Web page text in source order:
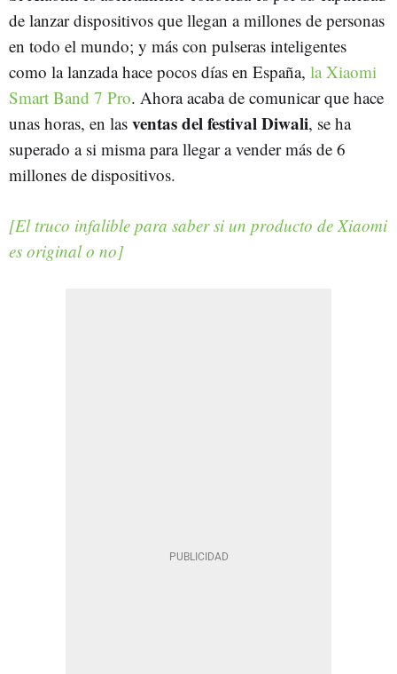
de lanzar dispositivos que llegan a millones de personas
en todo el mundo; y más con pulseras inteligentes
como la lanzada hace pocos días en España, la Xiaomi
Smart Band 7 Pro. Ahora acaba de comunicar que hace
unas horas, en las ventas del festival Diwali, se ha
superado a si misma para llegar a vender más de 6
millones de dispositivos.
[El truco infalible para saber si un producto de Xiaomi
es original o no]